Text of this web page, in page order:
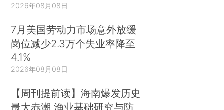
2026年08月08日
7月美国劳动力市场意外放缓
岗位减少2.3万个失业率降至
4.1%
2026年08月08日
【周刊提前读】海南爆发历史
最大赤潮 渔业基础研究与防